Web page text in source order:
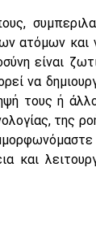
ατόμων και
είναι
να
τους ή
της
και